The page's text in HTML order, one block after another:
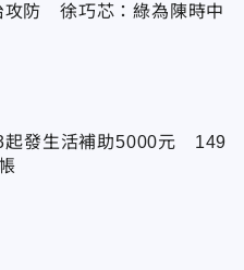
攻防 徐巧芯：綠為陳時中
起發生活補助5000元 149